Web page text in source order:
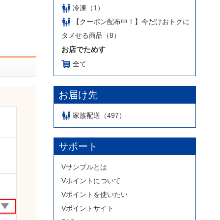
冷凍（1）
【クーポン配布中！】今だけおトクに
タメせる商品（8）
お店でためす
全て
お届け先
家族配送（497）
サポート
Vサンプルとは
Vポイントについて
Vポイントを使いたい
Vポイントサイト